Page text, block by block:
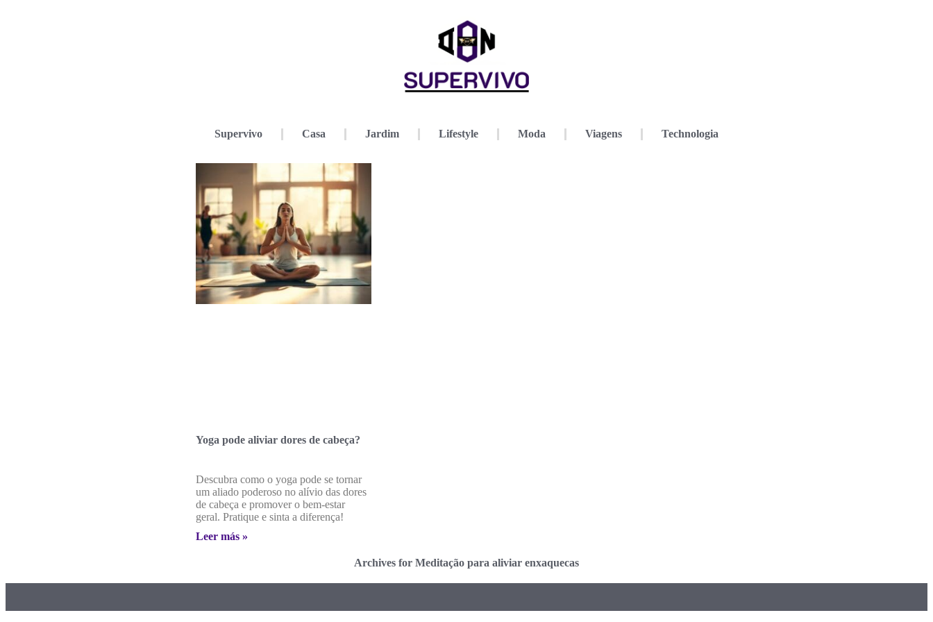
Supervivo Casa Jardim Lifestyle Moda Viagens Technologia
Yoga pode aliviar dores de cabeça?
Descubra como o yoga pode se tornar
um aliado poderoso no alívio das dores
de cabeça e promover o bem-estar
geral. Pratique e sinta a diferença!
Leer más »
Archives for Meditação para aliviar enxaquecas